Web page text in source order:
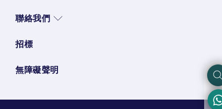
聯絡我們
招標
無障礙聲明